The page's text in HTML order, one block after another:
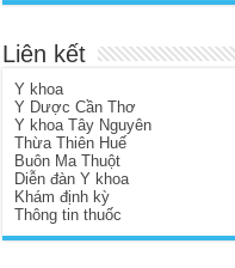
Liên kết
Y khoa
Y Dược Cần Thơ
Y khoa Tây Nguyên
Thừa Thiên Huế
Buôn Ma Thuột
Diễn đàn Y khoa
Khám định kỳ
Thông tin thuốc